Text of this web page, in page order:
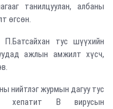
танилцуулан, албаны
өгсөн.
П.Батсайхан тус шүүхийн
ажлын амжилт хүсч,
нийтлэг журмын дагуу тус
хепатит В вирусын